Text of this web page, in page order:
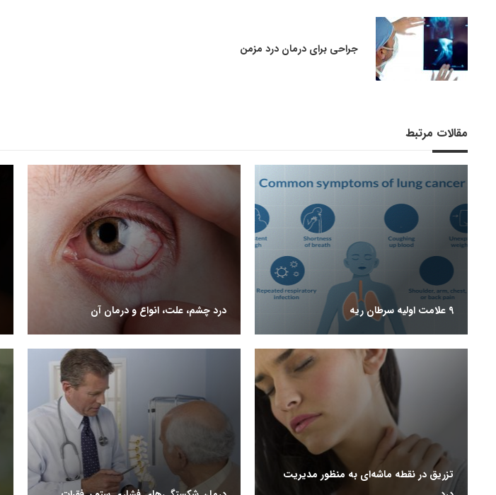
جراحی برای درمان درد مزمن
مقالات مرتبط
9 علامت اولیه سرطان ریه درد چشم، علت، انواع و درمان آن
تزریق در نقطه ماشه‌ای به منظور مدیریت